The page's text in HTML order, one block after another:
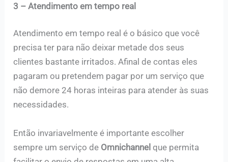
3 – Atendimento em tempo real
Atendimento em tempo real é o básico que você
precisa ter para não deixar metade dos seus
clientes bastante irritados. Afinal de contas eles
pagaram ou pretendem pagar por um serviço que
não demore 24 horas inteiras para atender às suas
necessidades.
Então invariavelmente é importante escolher
sempre um serviço de Omnichannel que permita